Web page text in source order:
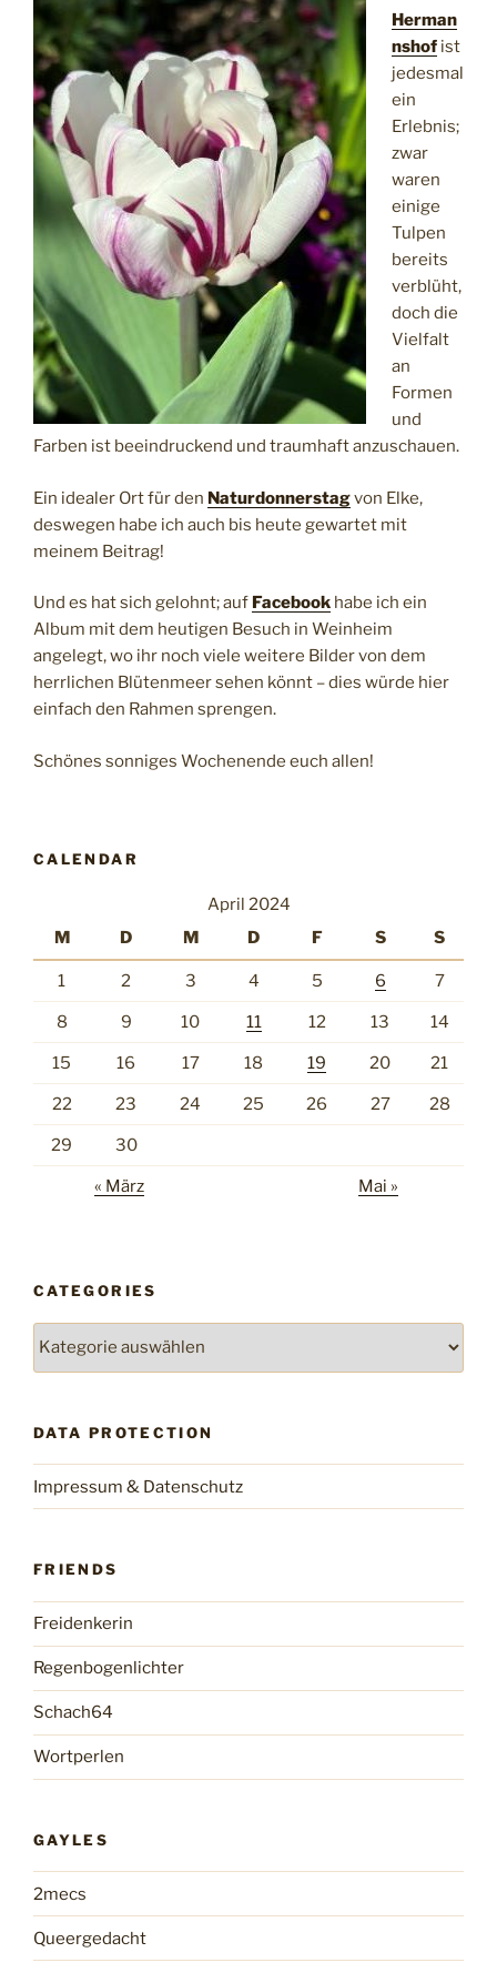
Herman
nshofist
jedesmal
ein
Erlebnis;
zwar
waren
einige
Tulpen
bereits
verblüht,
doch die
Vielfalt
an
Formen
und
Farben ist beeindruckend und traumhaft anzuschauen.
Ein idealer Ort für den Naturdonnerstagvon Elke,
deswegen habe ich auch bis heute gewartet mit
meinem Beitrag!
Und es hat sich gelohnt; auf Facebook habe ich ein
Album mit dem heutigen Besuch in Weinheim
angelegt, wo ihr noch viele weitere Bilder von dem
herrlichen Blütenmeer sehen könnt – dies würde hier
einfach den Rahmen sprengen.
Schönes sonniges Wochenende euch allen!
CALENDAR
April 2024
M
D M D F S S
1 2 3 4 5 6 7
8 9 10 11 12 13 14
15 16 17 18 19 20 21
22 23 24 25 26 27 28
29 30
« März Mai »
CATEGORIES
DATA PROTECTION
Impressum & Datenschutz
FRIENDS
Freidenkerin
Regenbogenlichter
Schach64
Wortperlen
GAYLES
2mecs
Queergedacht